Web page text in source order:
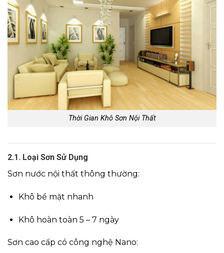
Thời Gian Khô Sơn Nội Thất
2.1. Loại Sơn Sử Dụng
Sơn nước nội thất thông thường:
Khô bề mặt nhanh
Khô hoàn toàn 5 – 7 ngày
Sơn cao cấp có công nghệ Nano: